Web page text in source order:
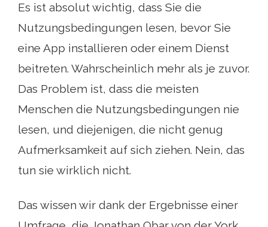
Es ist absolut wichtig, dass Sie die
Nutzungsbedingungen lesen, bevor Sie
eine App installieren oder einem Dienst
beitreten. Wahrscheinlich mehr als je zuvor.
Das Problem ist, dass die meisten
Menschen die Nutzungsbedingungen nie
lesen, und diejenigen, die nicht genug
Aufmerksamkeit auf sich ziehen. Nein, das
tun sie wirklich nicht.
Das wissen wir dank der Ergebnisse einer